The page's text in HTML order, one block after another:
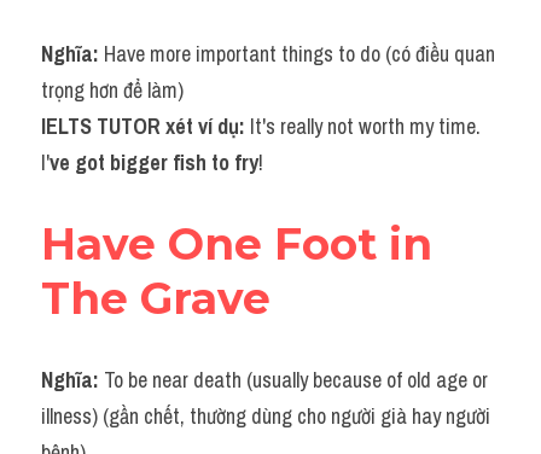
Nghĩa: Have more important things to do (có điều quan
trọng hơn để làm)
IELTS TUTOR xét ví dụ: It's really not worth my time.
I've got bigger fish to fry!
Have One Foot in
The Grave
Nghĩa: To be near death (usually because of old age or
illness) (gần chết, thường dùng cho người già hay người